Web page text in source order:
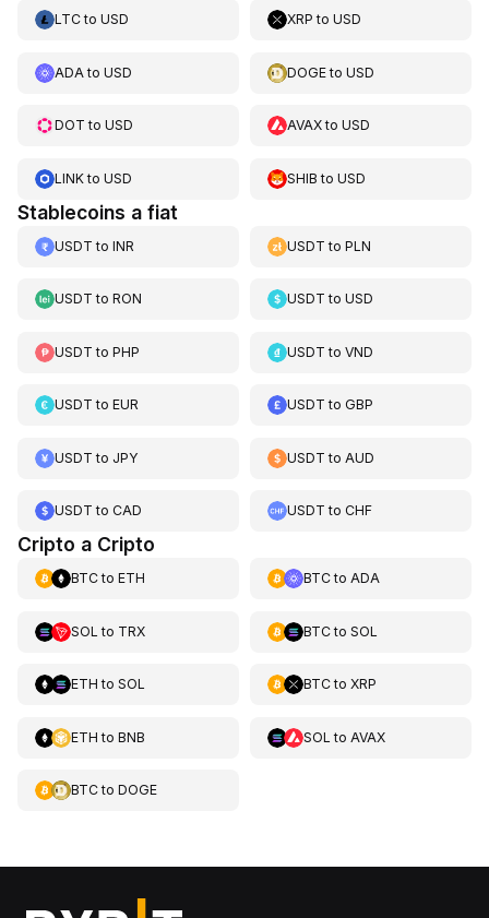
LTCto USD XRP toUSD
ADA to USD DOGEtoUSD
DOT to USD AVAXtoUSD
LINKto USD SHIB toUSD
Stablecoins a fiat
USDT to INR USDT toPLN
USDT to RON USDT toUSD
USDT to PHP USDT toVND
USDT to EUR USDT toGBP
USDT to JPY USDT to AUD
USDT to CAD USDT toCHF
Cripto a Cripto
BTCto ETH BTCto ADA
SOL to TRX BTCto SOL
ETH to SOL BTCto XRP
ETH to BNB SOL to AVAX
BTCto DOGE